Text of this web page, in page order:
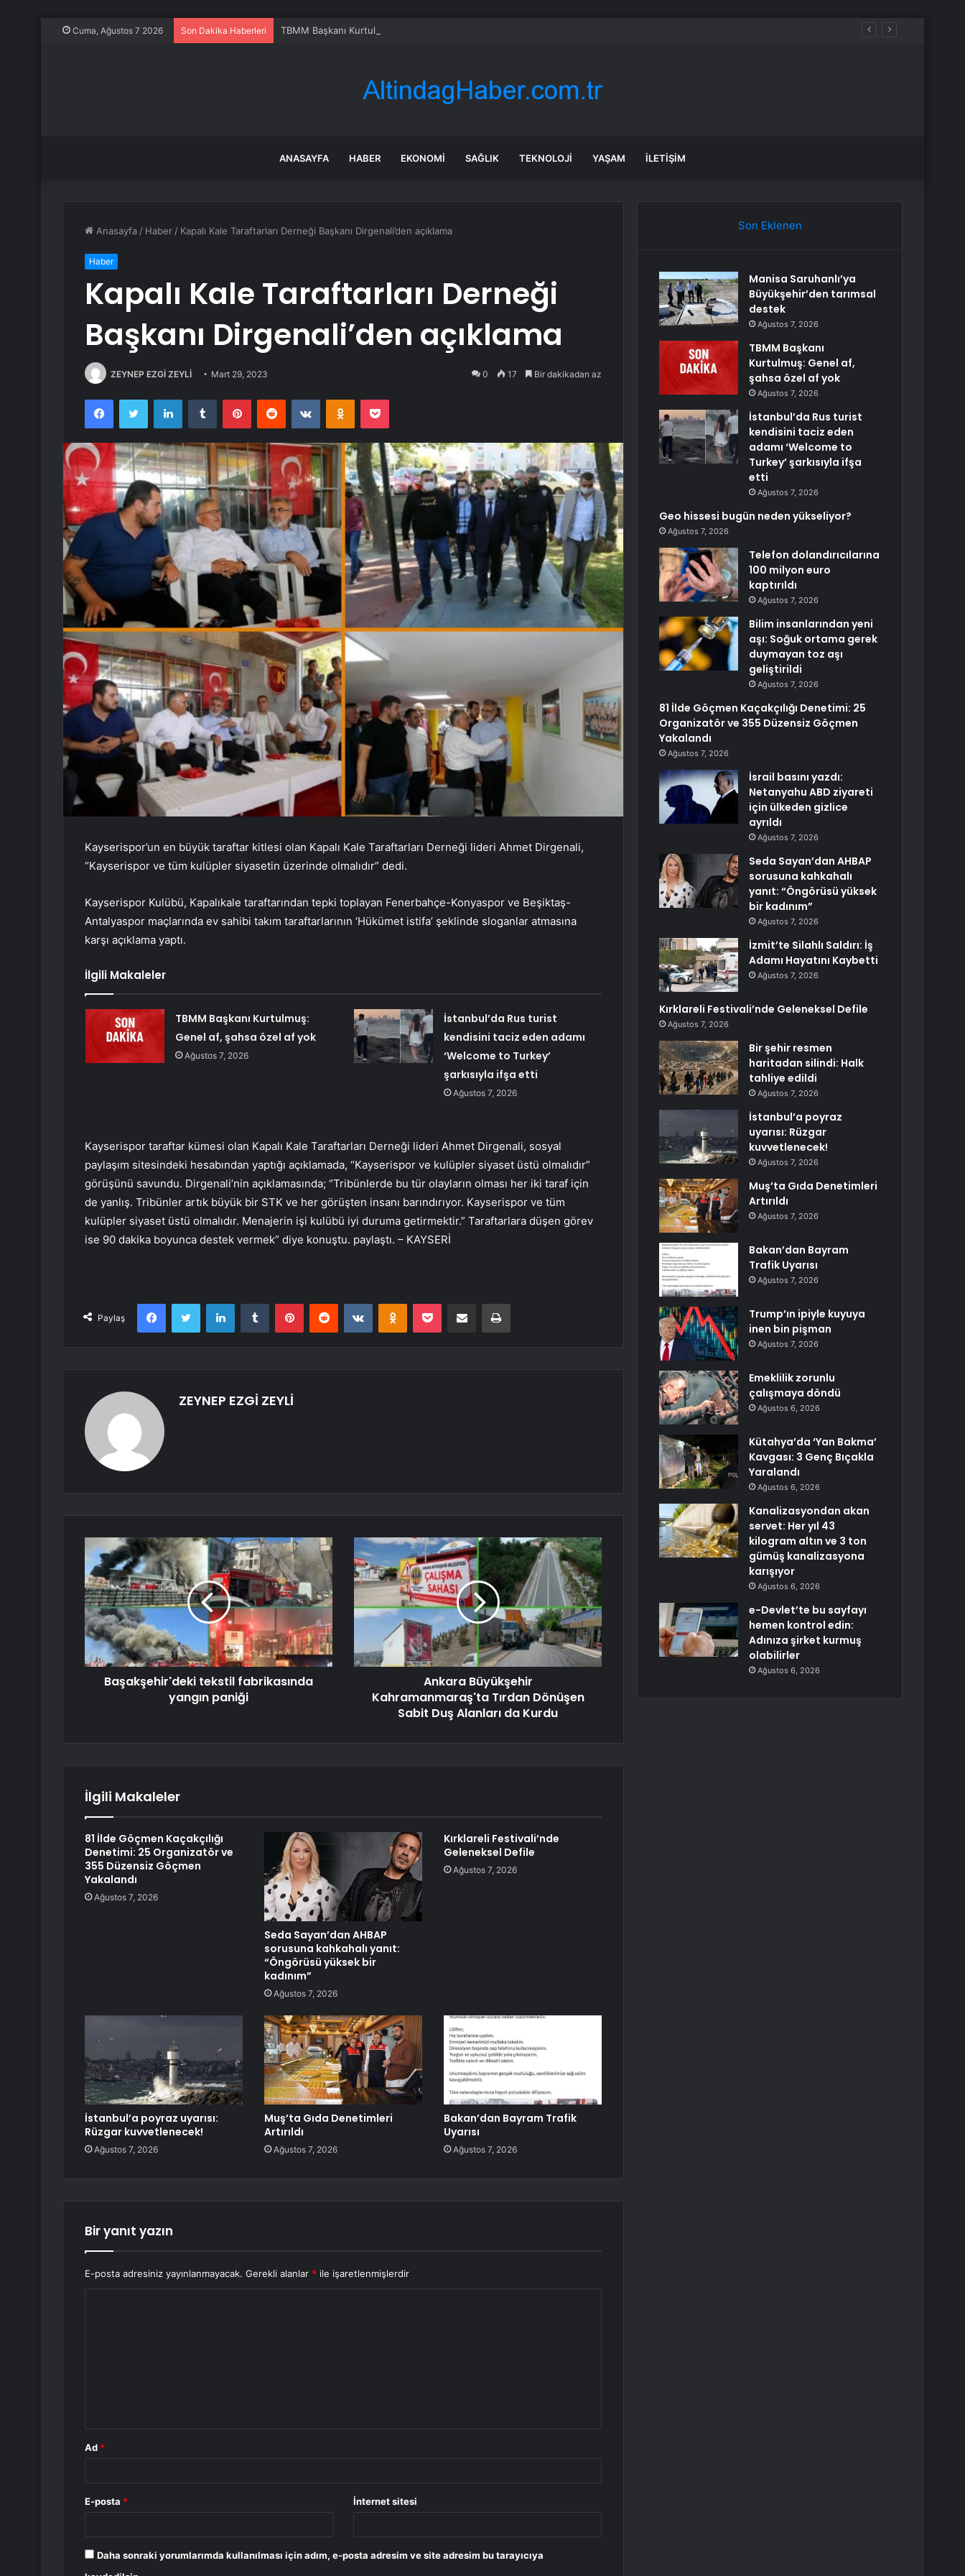
Cuma, Ağustos 7 2026 Son Dakika Haberleri TBMM Başkanı Kurtulmuş: Genel af, şahsa özel af yok
ANASAYFA HABER EKONOMI SAĞLIK TEKNOLOJI YAŞAM İLETIŞIM
Anasayfa / Haber / Kapalı Kale Taraftarları Derneği Başkanı Dirgenali’den açıklama
Haber
Kapalı Kale Taraftarları Derneği
Başkanı Dirgenali’den açıklama
ZEYNEP EZGİ ZEYLİ Mart 29, 2023 0 17 Bir dakikadan az
FacebookTwitter LinkedInTumblr PinterestReddit VKontakteOdnoklassniki
Pocket
Kayserispor’un en büyük taraftar kitlesi olan Kapalı Kale Taraftarları Derneği lideri Ahmet Dirgenali,
“Kayserispor ve tüm kulüpler siyasetin üzerinde olmalıdır” dedi.
Kayserispor Kulübü, Kapalıkale taraftarından tepki toplayan Fenerbahçe-Konyaspor ve Beşiktaş-
Antalyaspor maçlarında ev sahibi takım taraftarlarının ‘Hükümet istifa’ şeklinde sloganlar atmasına
karşı açıklama yaptı.
İlgili Makaleler
TBMM Başkanı Kurtulmuş:
Genel af, şahsa özel af yok
Ağustos 7, 2026
İstanbul’da Rus turist
kendisini taciz eden adamı
‘Welcome to Turkey’
şarkısıyla ifşa etti
Ağustos 7, 2026
Kayserispor taraftar kümesi olan Kapalı Kale Taraftarları Derneği lideri Ahmet Dirgenali, sosyal
paylaşım sitesindeki hesabından yaptığı açıklamada, “Kayserispor ve kulüpler siyaset üstü olmalıdır”
görüşünü savundu. Dirgenali’nin açıklamasında; “Tribünlerde bu tür olayların olması her iki taraf için
de yanlış. Tribünler artık büyük bir STK ve her görüşten insanı barındırıyor. Kayserispor ve tüm
kulüpler siyaset üstü olmalıdır. Menajerin işi kulübü iyi duruma getirmektir.” Taraftarlara düşen görev
ise 90 dakika boyunca destek vermek” diye konuştu. paylaştı. – KAYSERİ
Paylaş
FacebookTwitter LinkedInTumblr PinterestReddit VKontakteOdnoklassniki
Pocket E-Posta ile paylaş Yazdır
ZEYNEP EZGİ ZEYLİ
Başakşehir'deki tekstil fabrikasında
yangın paniği
Ankara Büyükşehir
Kahramanmaraş'ta Tırdan Dönüşen
Sabit Duş Alanları da Kurdu
İlgili Makaleler
81 İlde Göçmen Kaçakçılığı
Denetimi: 25 Organizatör ve
355 Düzensiz Göçmen
Yakalandı
Ağustos 7, 2026
Seda Sayan’dan AHBAP
sorusuna kahkahalı yanıt:
“Öngörüsü yüksek bir
kadınım”
Ağustos 7, 2026
Kırklareli Festivali’nde
Geleneksel Defile
Ağustos 7, 2026
İstanbul’a poyraz uyarısı:
Rüzgar kuvvetlenecek!
Ağustos 7, 2026
Muş’ta Gıda Denetimleri
Artırıldı
Ağustos 7, 2026
Bakan’dan Bayram Trafik
Uyarısı
Ağustos 7, 2026
Bir yanıt yazın
E-posta adresiniz yayınlanmayacak. Gerekli alanlar * ile işaretlenmişlerdir
Ad *
E-posta * İnternet sitesi
Daha sonraki yorumlarımda kullanılması için adım, e-posta adresim ve site adresim bu tarayıcıya
Son Eklenen
Manisa Saruhanlı’ya
Büyükşehir’den tarımsal
destek
Ağustos 7, 2026
TBMM Başkanı
Kurtulmuş: Genel af,
şahsa özel af yok
Ağustos 7, 2026
İstanbul’da Rus turist
kendisini taciz eden
adamı ‘Welcome to
Turkey’ şarkısıyla ifşa
etti
Ağustos 7, 2026
Geo hissesi bugün neden yükseliyor?
Ağustos 7, 2026
Telefon dolandırıcılarına
100 milyon euro
kaptırıldı
Ağustos 7, 2026
Bilim insanlarından yeni
aşı: Soğuk ortama gerek
duymayan toz aşı
geliştirildi
Ağustos 7, 2026
81 İlde Göçmen Kaçakçılığı Denetimi: 25
Organizatör ve 355 Düzensiz Göçmen
Yakalandı
Ağustos 7, 2026
İsrail basını yazdı:
Netanyahu ABD ziyareti
için ülkeden gizlice
ayrıldı
Ağustos 7, 2026
Seda Sayan’dan AHBAP
sorusuna kahkahalı
yanıt: “Öngörüsü yüksek
bir kadınım”
Ağustos 7, 2026
İzmit’te Silahlı Saldırı: İş
Adamı Hayatını Kaybetti
Ağustos 7, 2026
Kırklareli Festivali’nde Geleneksel Defile
Ağustos 7, 2026
Bir şehir resmen
haritadan silindi: Halk
tahliye edildi
Ağustos 7, 2026
İstanbul’a poyraz
uyarısı: Rüzgar
kuvvetlenecek!
Ağustos 7, 2026
Muş’ta Gıda Denetimleri
Artırıldı
Ağustos 7, 2026
Bakan’dan Bayram
Trafik Uyarısı
Ağustos 7, 2026
Trump’ın ipiyle kuyuya
inen bin pişman
Ağustos 7, 2026
Emeklilik zorunlu
çalışmaya döndü
Ağustos 6, 2026
Kütahya’da ‘Yan Bakma’
Kavgası: 3 Genç Bıçakla
Yaralandı
Ağustos 6, 2026
Kanalizasyondan akan
servet: Her yıl 43
kilogram altın ve 3 ton
gümüş kanalizasyona
karışıyor
Ağustos 6, 2026
e-Devlet’te bu sayfayı
hemen kontrol edin:
Adınıza şirket kurmuş
olabilirler
Ağustos 6, 2026